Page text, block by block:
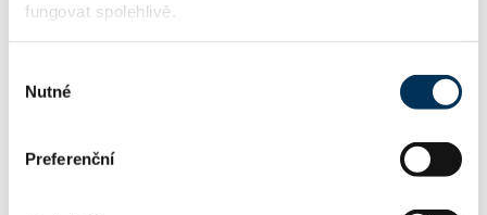
fungovat spolehlivě.
souhlasu
Nutné
Preferenční
Telefon: